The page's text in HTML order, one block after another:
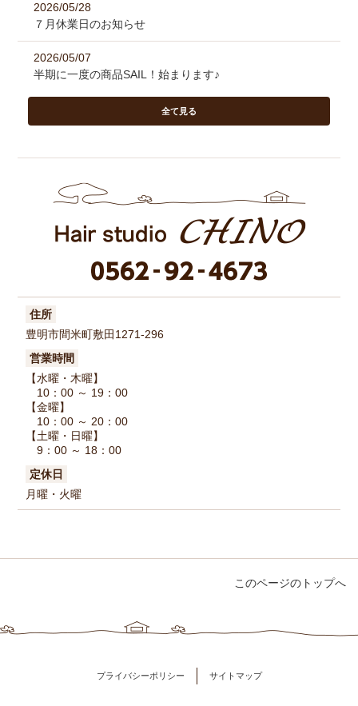
2026/05/28
７月休業日のお知らせ
2026/05/07
半期に一度の商品SAIL！始まります♪
全て見る
住所
豊明市間米町敷田1271-296
営業時間
【水曜・木曜】
10：00 ～ 19：00
【金曜】
10：00 ～ 20：00
【土曜・日曜】
9：00 ～ 18：00
定休日
月曜・火曜
このページのトップへ
プライバシーポリシー サイトマップ